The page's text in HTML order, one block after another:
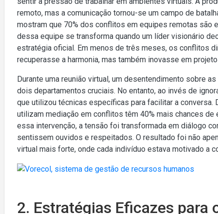
remoto, mas a comunicação tornou-se um campo de
mostram que 70% dos conflitos em equipes remotas são
dessa equipe se transforma quando um líder visionário
estratégia oficial. Em menos de três meses, os conflitos
recuperasse a harmonia, mas também inovasse em
Durante uma reunião virtual, um desentendimento sobre
dois departamentos cruciais. No entanto, ao invés de
que utilizou técnicas específicas para facilitar a
utilizam mediação em conflitos têm 40% mais chances
essa intervenção, a tensão foi transformada em diálogo
sentissem ouvidos e respeitados. O resultado foi não
virtual mais forte, onde cada indivíduo estava motivado a
2. Estratégias Eficazes para